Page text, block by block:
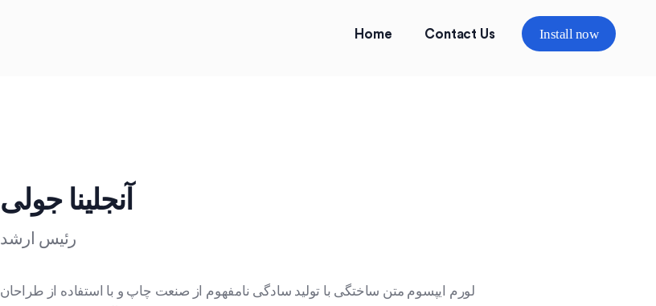
Home Contact Us Install now
آنجلینا جولی
رئیس ارشد
لورم ایپسوم متن ساختگی با تولید سادگی نامفهوم از صنعت چاپ و با استفاده از طراحان